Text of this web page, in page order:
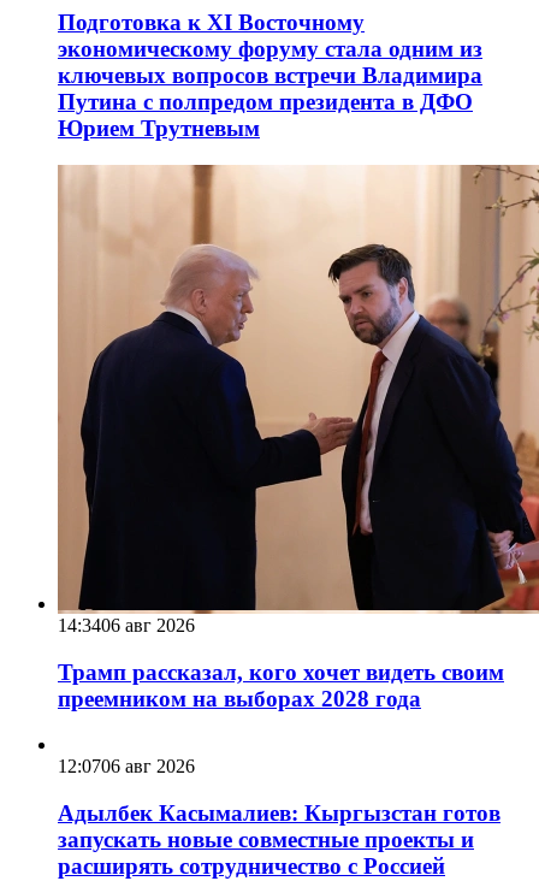
Подготовка к XI Восточному
экономическому форуму стала одним из
ключевых вопросов встречи Владимира
Путина с полпредом президента в ДФО
Юрием Трутневым
14:3406 авг 2026
Трамп рассказал, кого хочет видеть своим
преемником на выборах 2028 года
12:0706 авг 2026
Адылбек Касымалиев: Кыргызстан готов
запускать новые совместные проекты и
расширять сотрудничество с Россией